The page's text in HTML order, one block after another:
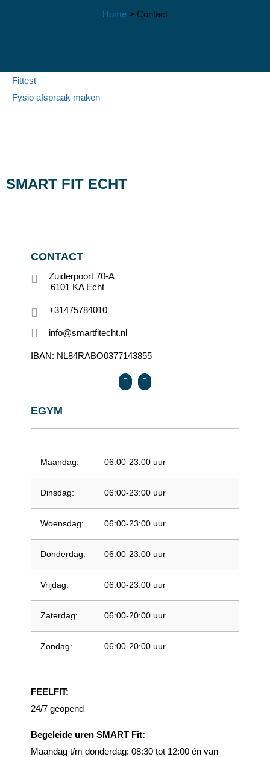
Home > Contact
Fittest
Fysio afspraak maken
SMART FIT ECHT
CONTACT
Zuiderpoort 70-A
6101 KA Echt
+31475784010
info@smartfitecht.nl
IBAN: NL84RABO0377143855
EGYM
Maandag: 06:00-23:00 uur
Dinsdag: 06:00-23:00 uur
Woensdag: 06:00-23:00 uur
Donderdag: 06:00-23:00 uur
Vrijdag: 06:00-23:00 uur
Zaterdag: 06:00-20:00 uur
Zondag: 06:00-20:00 uur
FEELFIT:
24/7 geopend
Begeleide uren SMART Fit:
Maandag t/m donderdag: 08:30 tot 12:00 én van